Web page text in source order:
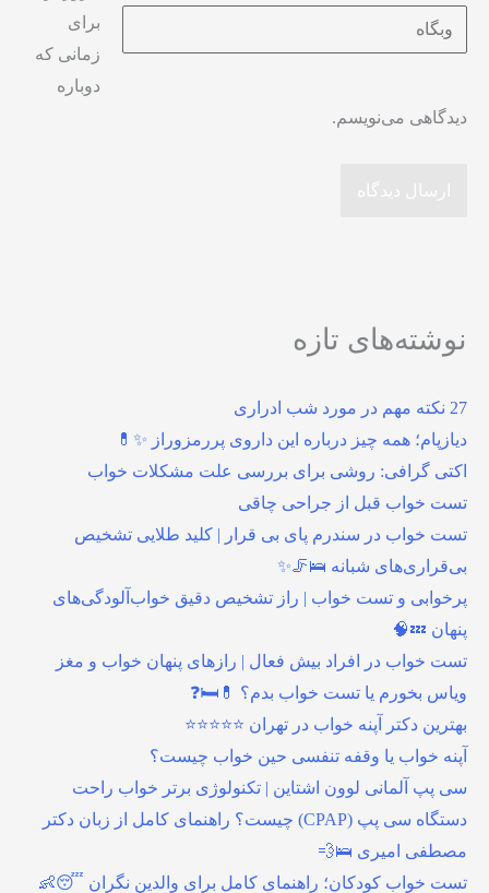
برای
زمانی که
دوباره
دیدگاهی می‌نویسم.
نوشته‌های تازه
27 نکته مهم در مورد شب ادراری
دیازپام؛ همه چیز درباره این داروی پررمزوراز ✨💊
اکتی گرافی: روشی برای بررسی علت مشکلات خواب
تست خواب قبل از جراحی چاقی
تست خواب در سندرم پای بی قرار | کلید طلایی تشخیص
بی‌قراری‌های شبانه 🛌🦵✨
پرخوابی و تست خواب | راز تشخیص دقیق خواب‌آلودگی‌های
پنهان 💤🧠
تست خواب در افراد بیش فعال | رازهای پنهان خواب و مغز
ویاس بخورم یا تست خواب بدم؟ 💊🛏️❓
بهترین دکتر آپنه خواب در تهران ⭐⭐⭐⭐⭐
آپنه خواب یا وقفه تنفسی حین خواب چیست؟
سی پپ آلمانی لوون اشتاین | تکنولوژی برتر خواب راحت
دستگاه سی پپ (CPAP) چیست؟ راهنمای کامل از زبان دکتر
مصطفی امیری 🛌💨
تست خواب کودکان؛ راهنمای کامل برای والدین نگران 😴👶